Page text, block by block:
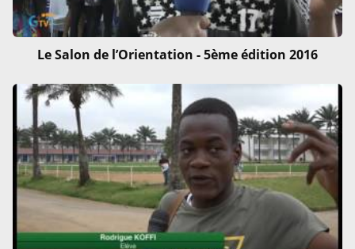
Le Salon de l’Orientation - 5ème édition 2016